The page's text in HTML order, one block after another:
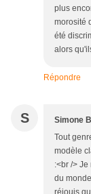
plus
morosité
été
alors
Répondre
S Simone B
Tout
modèle
:<br />
du
réjouis